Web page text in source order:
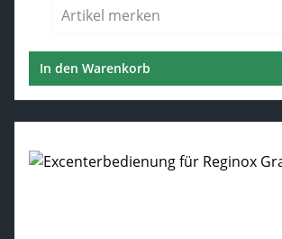
Artikel merken
In den Warenkorb